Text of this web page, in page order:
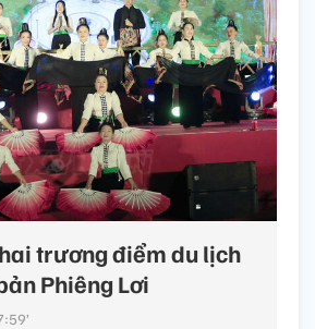
trương điểm du lịch
Phiêng Lơi